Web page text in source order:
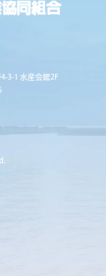
3-1 水産会館2F